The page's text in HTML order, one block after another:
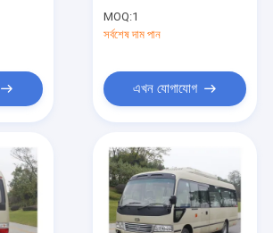
MOQ:1
সর্বশেষ দাম পান
এখন যোগাযোগ